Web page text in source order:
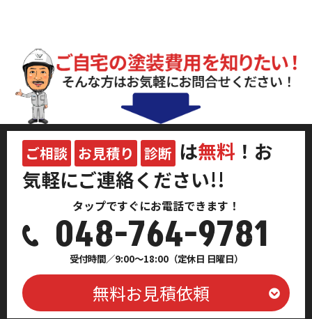
ご相談 お見積り 診断 は無料 ！お
気軽にご連絡ください!!
タップですぐにお電話できます！
048-764-9781
受付時間／9:00～18:00（定休日 日曜日）
無料お見積依頼